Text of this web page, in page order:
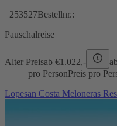
253527Bestellnr.:
Pauschalreise
Alter Preisab €1.022,-
pro PersonPreis pro
Lopesan Costa Meloneras